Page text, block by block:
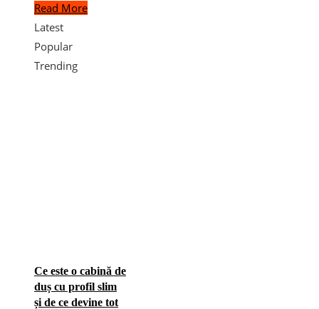
Read More
Latest
Popular
Trending
Ce este o cabină de
duș cu profil slim
și de ce devine tot